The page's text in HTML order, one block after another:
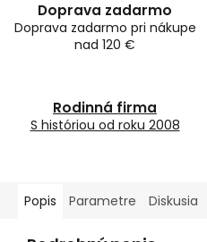
Doprava zadarmo
Doprava zadarmo pri nákupe
nad 120 €
Rodinná firma
S históriou od roku 2008
Popis Parametre Diskusia